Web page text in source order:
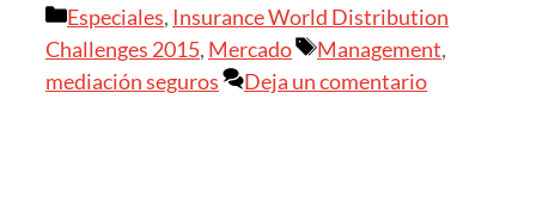
Categorías
Especiales, Insurance World Distribution
Challenges 2015, Mercado Etiquetas
Management,
mediación seguros
Deja un comentario